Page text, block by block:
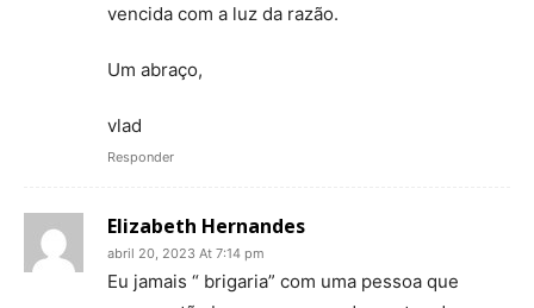
vencida com a luz da razão.
Um abraço,
vlad
Responder
Elizabeth Hernandes
abril 20, 2023 At 7:14 pm
Eu jamais “ brigaria” com uma pessoa que